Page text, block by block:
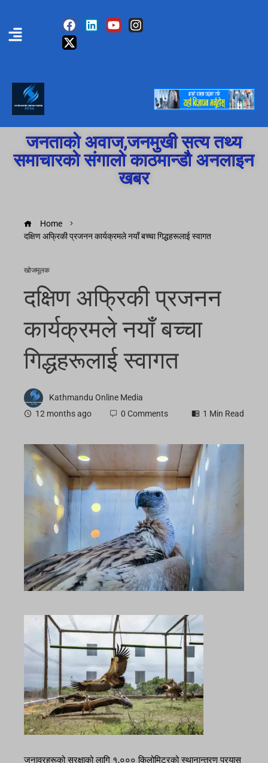
जनताको अवाज,जनमुखी सत्य तथ्य
समाचारको संगालो काठमान्डौ अनलाइन
खबर
Home
दक्षिण अफ्रिकी प्रजनन कार्यक्रमले नयाँ बच्चा गिद्धहरूलाई स्वागत
खोजमूलक
दक्षिण अफ्रिकी प्रजनन
कार्यक्रमले नयाँ बच्चा
गिद्धहरूलाई स्वागत
Kathmandu Online Media
12 months ago
0 Comments 1 Min Read
जनावरहरूको सुरक्षाको लागि १,००० किलोमिटरको स्थानान्तरण प्रयास